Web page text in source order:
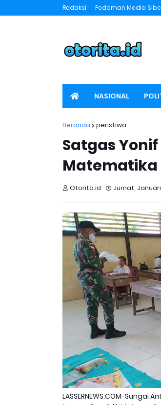
Redaksi Pedoman Media
NASIONAL
SPORT OTORITA TV
Beranda peristiwa
Satgas
Matematika
Otorita.id Jumat,
LASSERNEWS.COM-